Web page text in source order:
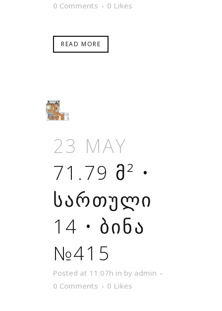
0 Comments
0 Likes
READ MORE
23 MAY
71.79 Მ² •
ᲡᲐᲠᲗᲣᲚᲘ
14 • ᲑᲘᲜᲐ
№415
Posted at 11:07h in by admin
0 Comments
0 Likes